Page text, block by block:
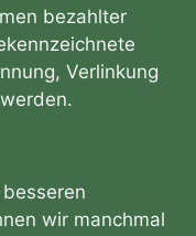
bezahlter
Verlinkung
wir manchmal